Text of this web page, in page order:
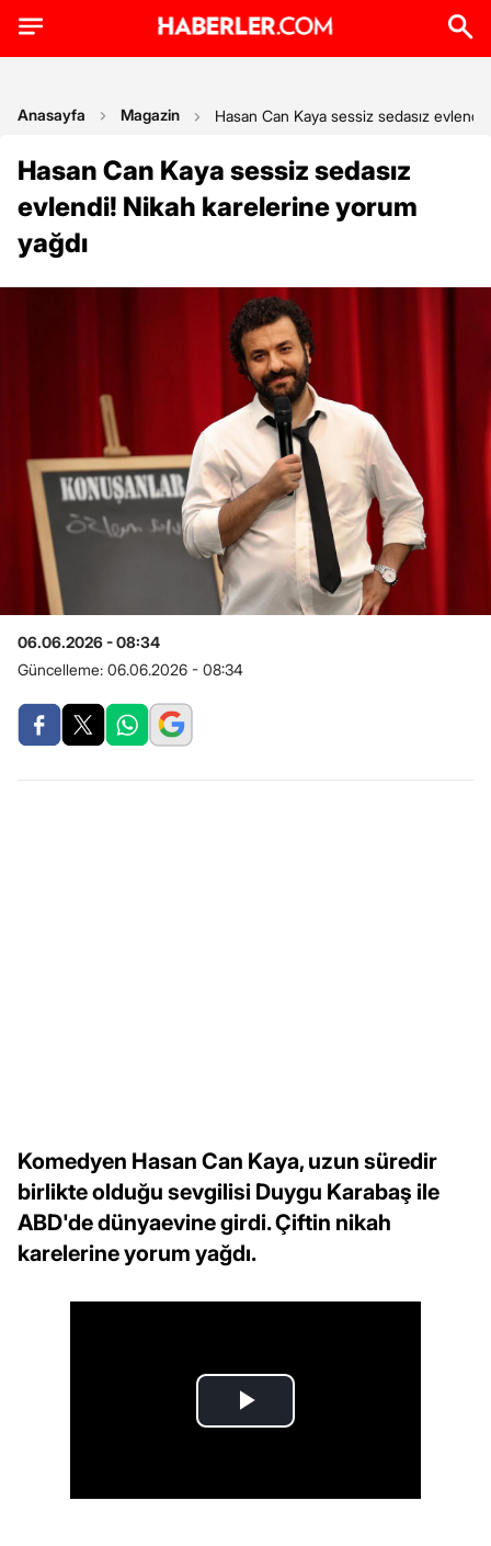
Anasayfa Magazin Hasan Can Kaya sessiz sedasız
Hasan Can Kaya sessiz sedasız
evlendi! Nikah karelerine yorum
yağdı
06.06.2026 - 08:34
Güncelleme: 06.06.2026 - 08:34
Komedyen Hasan Can Kaya, uzun süredir
birlikte olduğu sevgilisi Duygu Karabaş ile
ABD'de dünyaevine girdi. Çiftin nikah
karelerine yorum yağdı.